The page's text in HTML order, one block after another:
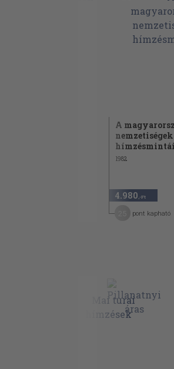
Lapos- és
Lapos- és
Különböző
A
nemzetiségek
hímzésmintái
1982
4.980 ,-Ft
pont kapható